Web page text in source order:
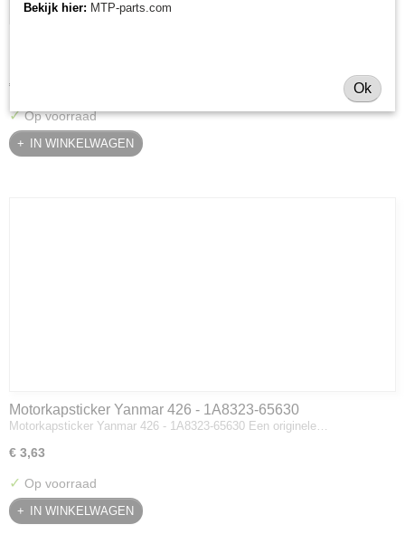
€ 24,74
✓Op voorraad
IN WINKELWAGEN
Motorkapsticker Yanmar 426 - 1A8323-65630
Motorkapsticker Yanmar 426 - 1A8323-65630 Een originele…
€ 3,63
✓ Op voorraad
IN WINKELWAGEN
Bekijk hier: MTP-parts.com
Ok